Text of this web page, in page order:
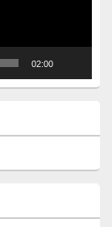
02:00